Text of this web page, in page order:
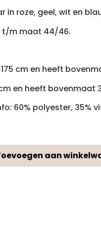
in roze, geel, wit en
t/m maat 44/46.
cm en heeft
cm en heeft
60% polyester, 35%
aan